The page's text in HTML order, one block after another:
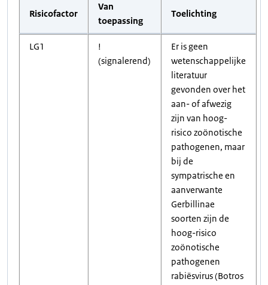
Risicofactor
Van
toepassing
Toelichting
LG1
!
(signalerend)
Er is geen
wetenschappelijke
literatuur
gevonden over het
aan- of afwezig
zijn van hoog-
risico zoönotische
pathogenen, maar
bij de
sympatrische en
aanverwante
Gerbillinae
soorten zijn de
hoog-risico
zoönotische
pathogenen
rabiësvirus (Botros